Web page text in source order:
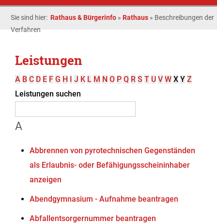
Sie sind hier: Rathaus & Bürgerinfo » Rathaus » Beschreibungen der
Verfahren
Leistungen
A B C D E F G H I J K L M N O P Q R S T U V W X Y Z
Leistungen suchen
A
Abbrennen von pyrotechnischen Gegenständen
als Erlaubnis- oder Befähigungsscheininhaber
anzeigen
Abendgymnasium - Aufnahme beantragen
Abfallentsorgernummer beantragen